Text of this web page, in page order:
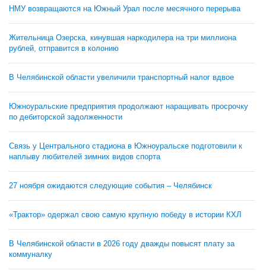
НМУ возвращаются на Южный Урал после месячного перерыва
Жительница Озерска, кинувшая наркодилера на три миллиона
рублей, отправится в колонию
В Челябинской области увеличили транспортный налог вдвое
Южноуральские предприятия продолжают наращивать просрочку
по дебиторской задолженности
Связь у Центрального стадиона в Южноуральске подготовили к
наплыву любителей зимних видов спорта
27 ноября ожидаются следующие события – Челябинск
«Трактор» одержал свою самую крупную победу в истории КХЛ
В Челябинской области в 2026 году дважды повысят плату за
коммуналку